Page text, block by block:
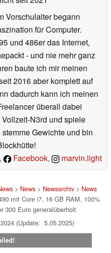
Vorschulalter begann
für Computer.
und 486er das Internet,
- und nie mehr ganz
baute ich mir meinen
2016 aber komplett auf
dadurch kann ich meinen
überall dabei
N3rd und spiele
Gewichte und bin
, Facebook, marvin.light
> News> Newsarchiv> News
mit Core i7, 16 GB RAM, 100%
300 Euro generalüberholt
(Update: 5.05.2025)